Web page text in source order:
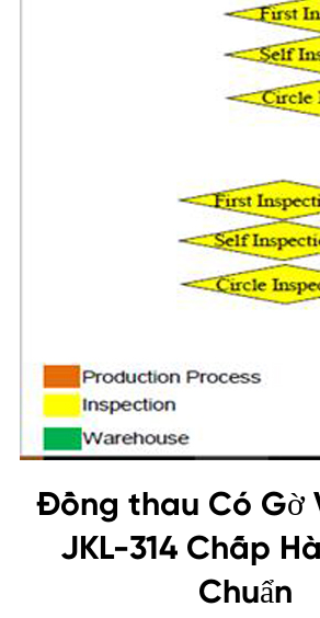
Đồng thau Có Gờ
JKL-314 Chấp
Chuẩn